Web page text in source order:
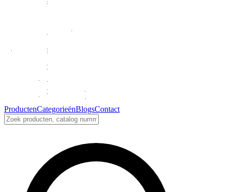
ProductenCategorieënBlogsContact